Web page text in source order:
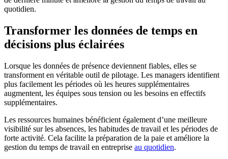
quotidien.
Transformer les données de temps en
décisions plus éclairées
Lorsque les données de présence deviennent fiables, elles se
transforment en véritable outil de pilotage. Les managers identifient
plus facilement les périodes où les heures supplémentaires
augmentent, les équipes sous tension ou les besoins en effectifs
supplémentaires.
Les ressources humaines bénéficient également d’une meilleure
visibilité sur les absences, les habitudes de travail et les périodes de
forte activité. Cela facilite la préparation de la paie et améliore la
gestion du temps de travail en entreprise au quotidien.